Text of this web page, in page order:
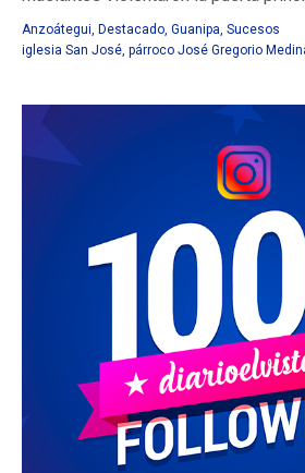
Anzoátegui, Destacado, Guanipa, Sucesos
iglesia San José, párroco José Gregorio